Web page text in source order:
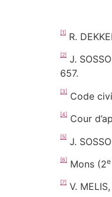
[1] R.
[2] J.
657.
[3] Code
[4] Cour
[5] J.
[6] Mons (2e
[7] V.